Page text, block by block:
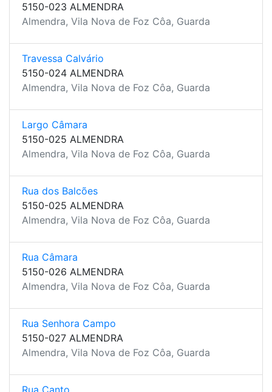
5150-023 ALMENDRA
Almendra, Vila Nova de Foz Côa, Guarda
Travessa Calvário
5150-024 ALMENDRA
Almendra, Vila Nova de Foz Côa, Guarda
Largo Câmara
5150-025 ALMENDRA
Almendra, Vila Nova de Foz Côa, Guarda
Rua dos Balcões
5150-025 ALMENDRA
Almendra, Vila Nova de Foz Côa, Guarda
Rua Câmara
5150-026 ALMENDRA
Almendra, Vila Nova de Foz Côa, Guarda
Rua Senhora Campo
5150-027 ALMENDRA
Almendra, Vila Nova de Foz Côa, Guarda
Rua Canto